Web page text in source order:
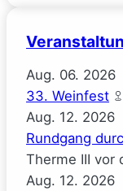
Aug. 06. 2026
33. Weinfest
Aug. 12. 2026
Rundgang
Therme III vor
Aug. 12. 2026